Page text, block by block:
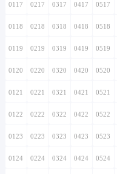
0117 0217 0317 0417 0517
0118 0218 0318 0418 0518
0119 0219 0319 0419 0519
0120 0220 0320 0420 0520
0121 0221 0321 0421 0521
0122 0222 0322 0422 0522
0123 0223 0323 0423 0523
0124 0224 0324 0424 0524